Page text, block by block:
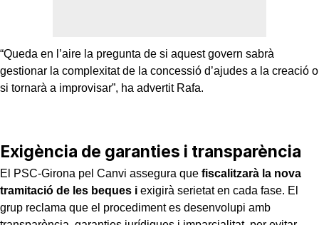
“Queda en l’aire la pregunta de si aquest govern sabrà
gestionar la complexitat de la concessió d’ajudes a la creació o
si tornarà a improvisar”, ha advertit Rafa.
Exigència de garanties i transparència
El PSC-Girona pel Canvi assegura que fiscalitzarà la nova
tramitació de les beques i exigirà serietat en cada fase. El
grup reclama que el procediment es desenvolupi amb